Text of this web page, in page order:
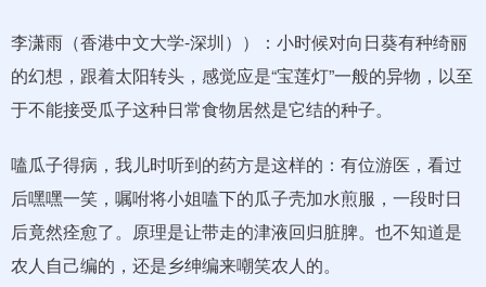
李潇雨（香港中文大学-深圳））：小时候对向日葵有种绮丽
的幻想，跟着太阳转头，感觉应是“宝莲灯”一般的异物，以至
于不能接受瓜子这种日常食物居然是它结的种子。
嗑瓜子得病，我儿时听到的药方是这样的：有位游医，看过
后嘿嘿一笑，嘱咐将小姐嗑下的瓜子壳加水煎服，一段时日
后竟然痊愈了。原理是让带走的津液回归脏脾。也不知道是
农人自己编的，还是乡绅编来嘲笑农人的。